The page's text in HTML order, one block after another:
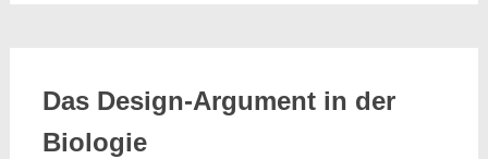
Das Design-Argument in der
Biologie